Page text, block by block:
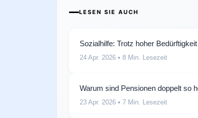
LESEN SIE AUCH
Sozialhilfe: Trotz hoher
24 Apr. 2026 • 8 Min. Lesezeit
Warum sind Pensionen doppelt so
23 Apr. 2026 • 7 Min. Lesezeit